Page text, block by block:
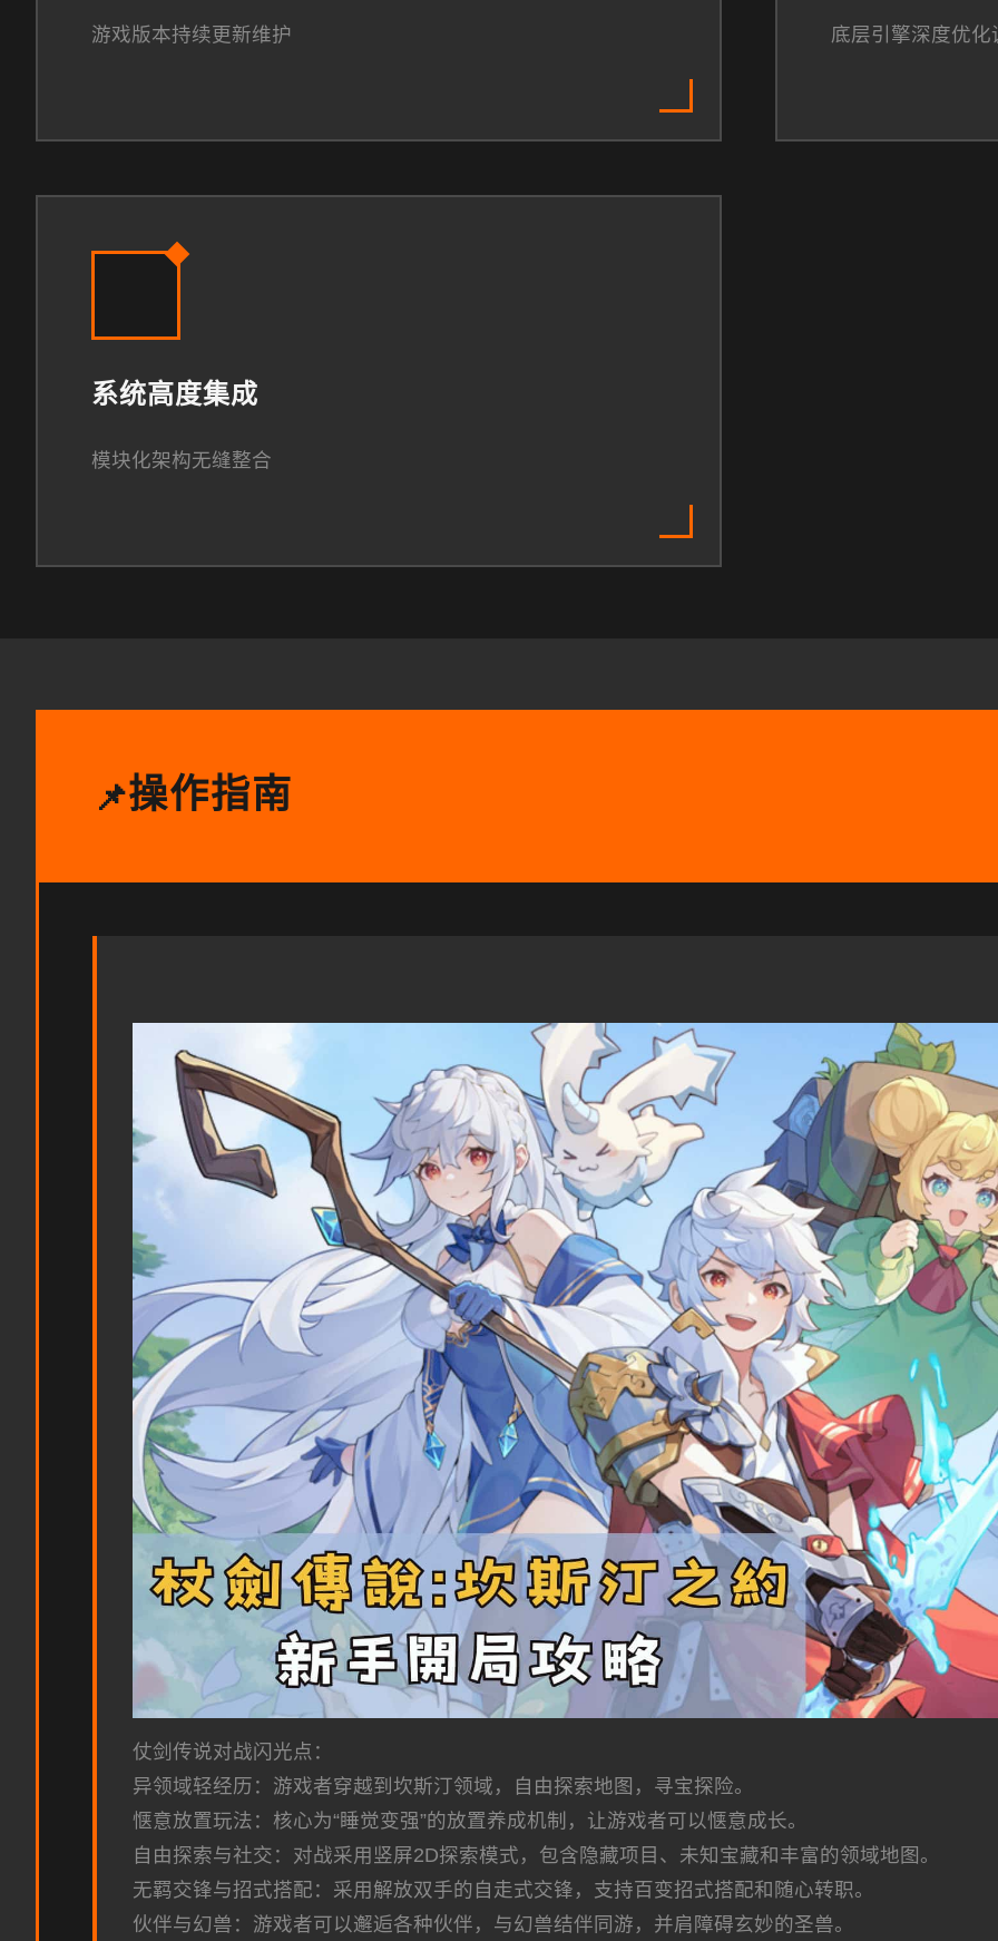
游戏版本持续更新维护 底层引擎深度优化
系统高度集成
模块化架构无缝整合
📌操作指南
仗剑传说对战闪光点：
异领域轻经历：游戏者穿越到坎斯汀领域，自由探索地图，寻宝探险。
惬意放置玩法：核心为“睡觉变强”的放置养成机制，让游戏者可以惬意成长。
自由探索与社交：对战采用竖屏2D探索模式，包含隐藏项目、未知宝藏和丰富的领域地图。
无羁交锋与招式搭配：采用解放双手的自走式交锋，支持百变招式搭配和随心转职。
伙伴与幻兽：游戏者可以邂逅各种伙伴，与幻兽结伴同游，并肩障碍玄妙的圣兽。